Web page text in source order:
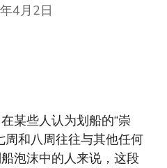
4月2日
某些人认为划船的“崇
周和八周往往与其他任何
泡沫中的人来说，这段